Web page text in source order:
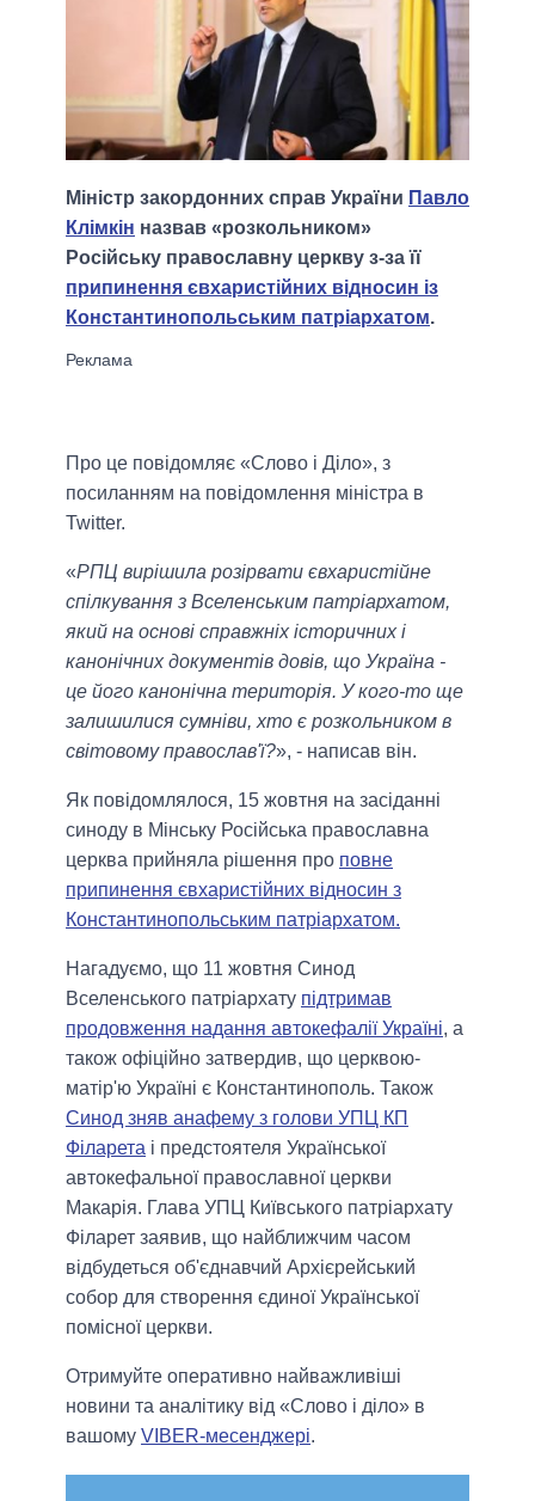
Міністр закордонних справ України Павло
Клімкін назвав «розкольником»
Російську православну церкву з-за її
припинення євхаристійних відносин із
Константинопольським патріархатом.
Про це повідомляє «Слово і Діло», з
посиланням на повідомлення міністра в
Twitter.
«РПЦ вирішила розірвати євхаристійне
спілкування з Вселенським патріархатом,
який на основі справжніх історичних і
канонічних документів довів, що Україна -
це його канонічна територія. У кого-то ще
залишилися сумніви, хто є розкольником в
світовому православ'ї?», - написав він.
Як повідомлялося, 15 жовтня на засіданні
синоду в Мінську Російська православна
церква прийняла рішення про повне
припинення євхаристійних відносин з
Константинопольським патріархатом.
Нагадуємо, що 11 жовтня Синод
Вселенського патріархату підтримав
продовження надання автокефалії Україні, а
також офіційно затвердив, що церквою-
матір'ю Україні є Константинополь. Також
Синод зняв анафему з голови УПЦ КП
Філарета і предстоятеля Української
автокефальної православної церкви
Макарія. Глава УПЦ Київського патріархату
Філарет заявив, що найближчим часом
відбудеться об'єднавчий Архієрейський
собор для створення єдиної Української
помісної церкви.
Отримуйте оперативно найважливіші
новини та аналітику від «Слово і діло» в
вашому VIBER-месенджері.